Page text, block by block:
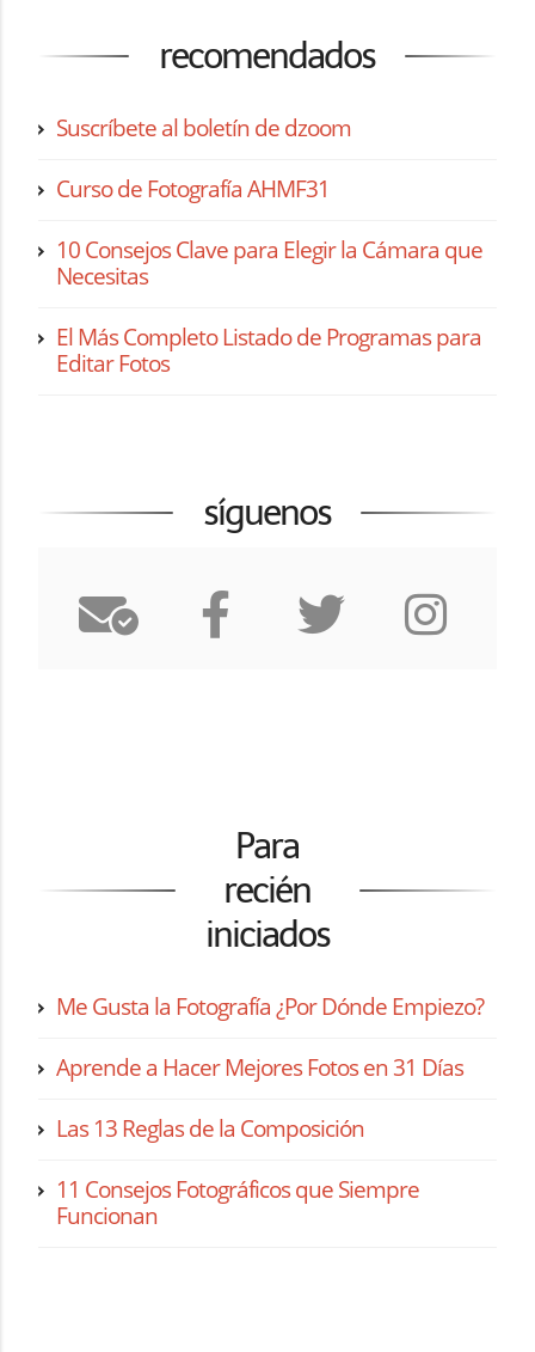
recomendados
Suscríbete al boletín de dzoom
Curso de Fotografía AHMF31
10 Consejos Clave para Elegir la Cámara que
Necesitas
El Más Completo Listado de Programas para
Editar Fotos
síguenos
Para
recién
iniciados
Me Gusta la Fotografía ¿Por Dónde Empiezo?
Aprende a Hacer Mejores Fotos en 31 Días
Las 13 Reglas de la Composición
11 Consejos Fotográficos que Siempre
Funcionan